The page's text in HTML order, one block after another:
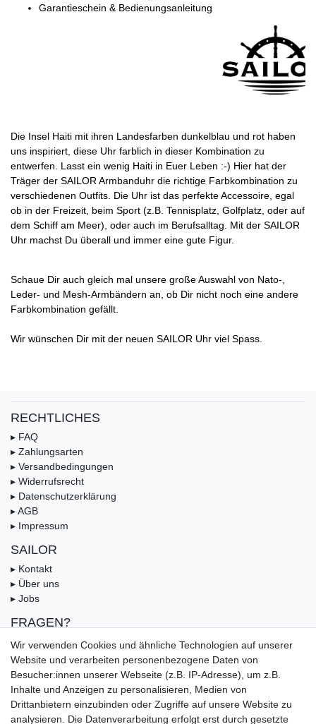
Garantieschein & Bedienungsanleitung
Die Insel Haiti mit ihren Landesfarben dunkelblau und rot haben
uns inspiriert, diese Uhr farblich in dieser Kombination zu
entwerfen. Lasst ein wenig Haiti in Euer Leben :-) Hier hat der
Träger der SAILOR Armbanduhr die richtige Farbkombination zu
verschiedenen Outfits. Die Uhr ist das perfekte Accessoire, egal
ob in der Freizeit, beim Sport (z.B. Tennisplatz, Golfplatz, oder auf
dem Schiff am Meer), oder auch im Berufsalltag. Mit der SAILOR
Uhr machst Du überall und immer eine gute Figur.
Schaue Dir auch gleich mal unsere große Auswahl von Nato-,
Leder- und Mesh-Armbändern an, ob Dir nicht noch eine andere
Farbkombination gefällt.
Wir wünschen Dir mit der neuen SAILOR Uhr viel Spass.
RECHTLICHES
▸ FAQ
▸ Zahlungsarten
▸ Versandbedingungen
▸ Widerrufsrecht
▸ Datenschutzerklärung
▸ AGB
▸ Impressum
SAILOR
▸ Kontakt
▸ Über uns
▸ Jobs
FRAGEN?
▸ FAQ
▸ Zahlungsarten
▸ Versandbedingungen
▸ Gutschein
UNSERE ZAHLUNGSMÖGLICKEITEN
Wir verwenden Cookies und ähnliche Technologien auf unserer
Website und verarbeiten personenbezogene Daten von
Besucher:innen unserer Webseite (z.B. IP-Adresse), um z.B.
Inhalte und Anzeigen zu personalisieren, Medien von
Drittanbietern einzubinden oder Zugriffe auf unsere Website zu
analysieren. Die Datenverarbeitung erfolgt erst durch gesetzte